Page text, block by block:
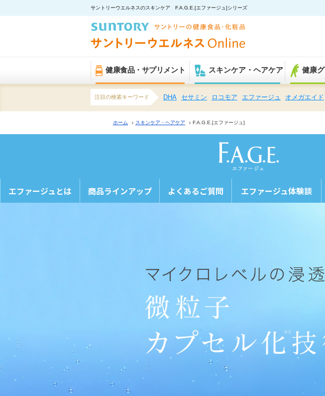
サントリーウエルネスのスキンケア F.A.G.E.[エファージュ]シリーズ
健康食品・サプリメント スキンケア・ヘアケア 健康
注目の検索キーワード DHA セサミン ロコモア エファージュ オメガエイド
ホーム スキンケア・ヘアケア F.A.G.E.[エファージュ]
エファージュとは 商品ラインアップ よくあるご質問 エファージュ体験談